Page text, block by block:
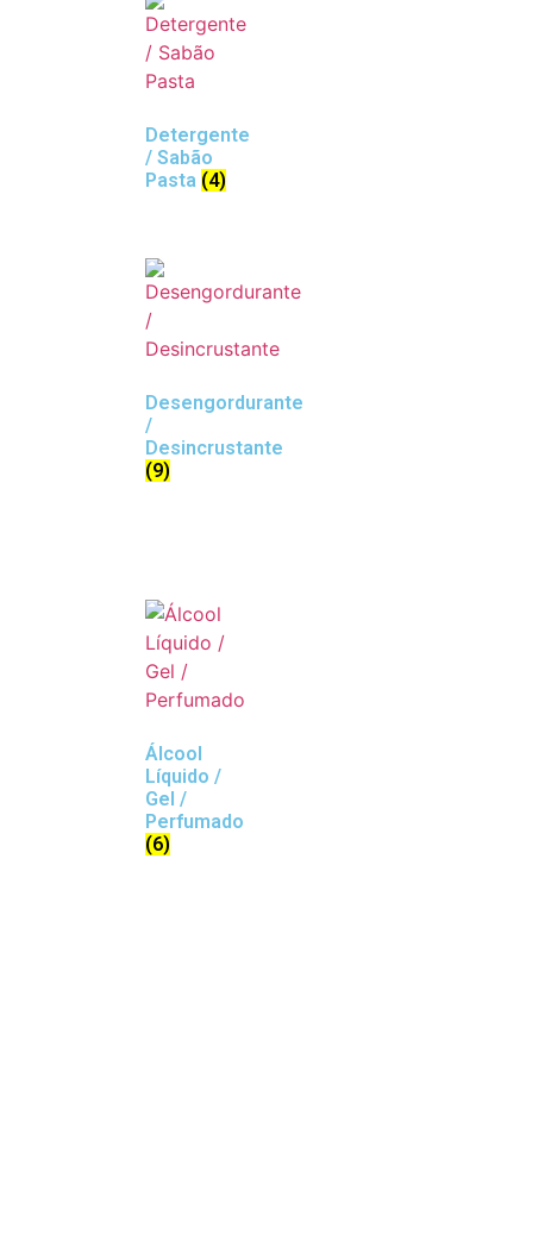
Detergente
/ Sabão
Pasta (4)
Desengordurante
/
Desincrustante
(9)
Álcool
Líquido /
Gel /
Perfumado
(6)